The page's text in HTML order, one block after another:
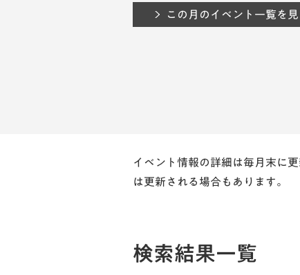
この月のイベント一覧を見
イベント情報の詳細は毎月末に
は更新される場合もあります。
検索結果一覧